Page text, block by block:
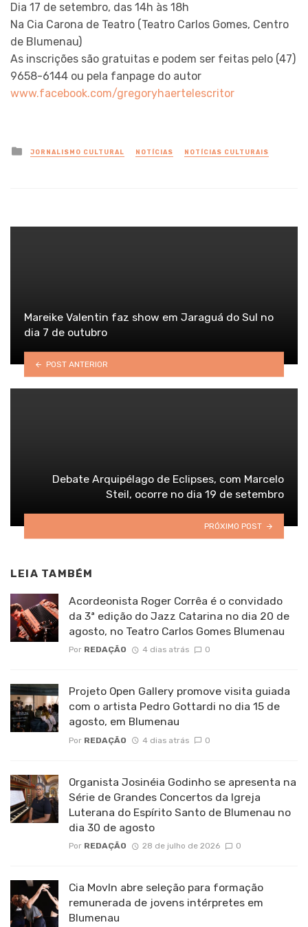
Dia 17 de setembro, das 14h às 18h
Na Cia Carona de Teatro (Teatro Carlos Gomes, Centro
de Blumenau)
As inscrições são gratuitas e podem ser feitas pelo (47)
9658-6144 ou pela fanpage do autor
www.facebook.com/gregoryhaertelescritor
Posted
in
JORNALISMO CULTURAL NOTÍCIAS NOTÍCIAS CULTURAIS
Mareike Valentin faz show em Jaraguá do Sul no
dia 7 de outubro
POST ANTERIOR
Debate Arquipélago de Eclipses, com Marcelo
Steil, ocorre no dia 19 de setembro
PRÓXIMO POST
LEIA TAMBÉM
Acordeonista Roger Corrêa é o convidado
da 3ª edição do Jazz Catarina no dia 20 de
agosto, no Teatro Carlos Gomes Blumenau
Por REDAÇÃO 4 dias atrás 0
Projeto Open Gallery promove visita guiada
com o artista Pedro Gottardi no dia 15 de
agosto, em Blumenau
Por REDAÇÃO 4 dias atrás 0
Organista Josinéia Godinho se apresenta na
Série de Grandes Concertos da Igreja
Luterana do Espírito Santo de Blumenau no
dia 30 de agosto
Por REDAÇÃO 28 de julho de 2026 0
Cia MovIn abre seleção para formação
remunerada de jovens intérpretes em
Blumenau